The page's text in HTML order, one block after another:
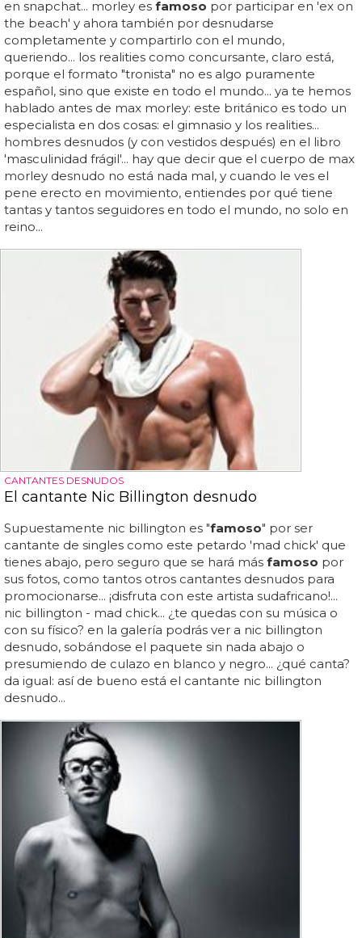
en snapchat... morley es famoso por participar en 'ex on
the beach' y ahora también por desnudarse
completamente y compartirlo con el mundo,
queriendo... los realities como concursante, claro está,
porque el formato "tronista" no es algo puramente
español, sino que existe en todo el mundo... ya te hemos
hablado antes de max morley: este británico es todo un
especialista en dos cosas: el gimnasio y los realities...
hombres desnudos (y con vestidos después) en el libro
'masculinidad frágil'... hay que decir que el cuerpo de max
morley desnudo no está nada mal, y cuando le ves el
pene erecto en movimiento, entiendes por qué tiene
tantas y tantos seguidores en todo el mundo, no solo en
reino...
CANTANTES DESNUDOS
El cantante Nic Billington desnudo
Supuestamente nic billington es "famoso" por ser
cantante de singles como este petardo 'mad chick' que
tienes abajo, pero seguro que se hará más famoso por
sus fotos, como tantos otros cantantes desnudos para
promocionarse... ¡disfruta con este artista sudafricano!...
nic billington - mad chick... ¿te quedas con su música o
con su físico? en la galería podrás ver a nic billington
desnudo, sobándose el paquete sin nada abajo o
presumiendo de culazo en blanco y negro... ¿qué canta?
da igual: así de bueno está el cantante nic billington
desnudo...